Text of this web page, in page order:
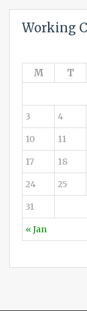
Working
M
T
« Jan
3 4
10 11
17 18
24 25
31